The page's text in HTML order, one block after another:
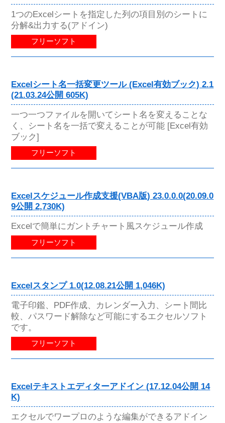
1つのExcelシートを指定した列の項目別のシートに
分解&出力する(アドイン)
フリーソフト
Excelシート名一括変更ツール (Excel有効ブック) 2.1
(21.03.24公開 605K)
一つ一つファイルを開いてシート名を変えることな
く、シート名を一括で変えることが可能 [Excel有効
ブック]
フリーソフト
Excelスケジュール作成支援(VBA版) 23.0.0.0(20.09.0
9公開 2,730K)
Excelで簡単にガントチャート風スケジュール作成
フリーソフト
Excelスタンプ 1.0(12.08.21公開 1,046K)
電子印鑑、PDF作成、カレンダー入力、シート間比
較、パスワード解除など可能にするエクセルソフト
です。
フリーソフト
Excelテキストエディターアドイン (17.12.04公開 14
K)
エクセルでワープロのような編集ができるアドイン